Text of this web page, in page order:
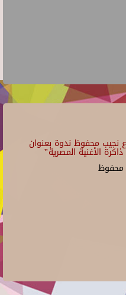
نجيب محفوظ ندوة بعنوان
الأغنية المصرية"
محفوظ